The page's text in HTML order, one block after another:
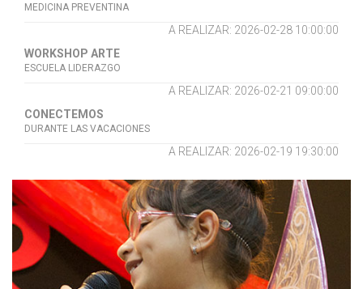
MEDICINA PREVENTINA
A REALIZAR: 2026-02-28 10:00:00
WORKSHOP ARTE
ESCUELA LIDERAZGO
A REALIZAR: 2026-02-21 09:00:00
CONECTEMOS
DURANTE LAS VACACIONES
A REALIZAR: 2026-02-19 19:30:00